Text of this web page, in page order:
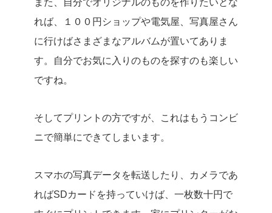
また、自分でオリジナルのものを作りたいとな
れば、１００円ショップや電気屋、写真屋さん
に行けばさまざまなアルバムが置いてありま
す。自分でお気に入りのものを探すのも楽しい
ですね。
そしてプリントの方ですが、これはもうコンビ
ニで簡単にできてしまいます。
スマホの写真データを転送したり、カメラであ
ればSDカードを持っていけば、一枚数十円で